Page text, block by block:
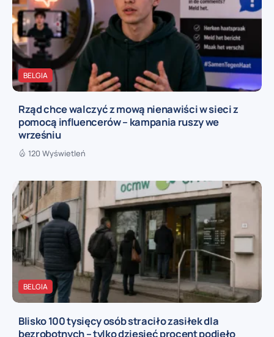
BELGIA
Rząd chce walczyć z mową nienawiści w sieci z
pomocą influencerów – kampania ruszy we
wrześniu
120 Wyświetleń
BELGIA
Blisko 100 tysięcy osób straciło zasiłek dla
bezrobotnych – tylko dziesięć procent podjęło